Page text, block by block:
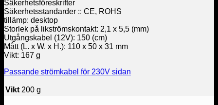
Säkerhetsföreskrifter
Säkerhetsstandarder :: CE, ROHS
tillämp: desktop
Storlek på likströmskontakt: 2,1 x 5,5 (mm)
Utgångskabel (12V): 150 (cm)
Mått (L. x W. x H.): 110 x 50 x 31 mm
Vikt: 167 g
Passande strömkabel för 230V sidan
Vikt 200 g